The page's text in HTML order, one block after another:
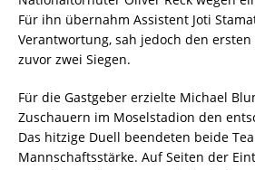
Für ihn übernahm Assistent Joti
Verantwortung, sah jedoch den ersten
zuvor zwei Siegen.
Für die Gastgeber erzielte Michael
Zuschauern im Moselstadion den
Das hitzige Duell beendeten beide
Mannschaftsstärke. Auf Seiten der